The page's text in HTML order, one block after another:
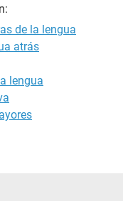
de la lengua
atrás
lengua